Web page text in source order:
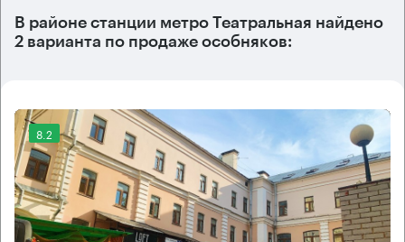
В районе станции метро Театральная найдено
2 варианта по продаже особняков:
8.2